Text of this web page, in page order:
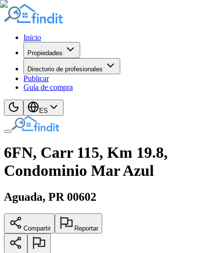
Inicio
Propiedades
Directorio de profesionales
Publicar
Guía de compra
ES
6FN, Carr 115, Km 19.8,
Condominio Mar Azul
Aguada, PR 00602
Compartir Reportar